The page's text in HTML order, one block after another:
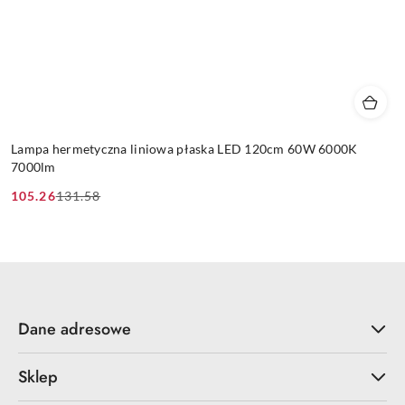
Lampa hermetyczna liniowa płaska LED 120cm 60W 6000K
7000lm
Cena
105.26
Cena
131.58
Dane adresowe
Sklep